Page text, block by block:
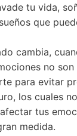
tu vida,
que
cambia,
no
para evitar
los cuales
tus
medida.